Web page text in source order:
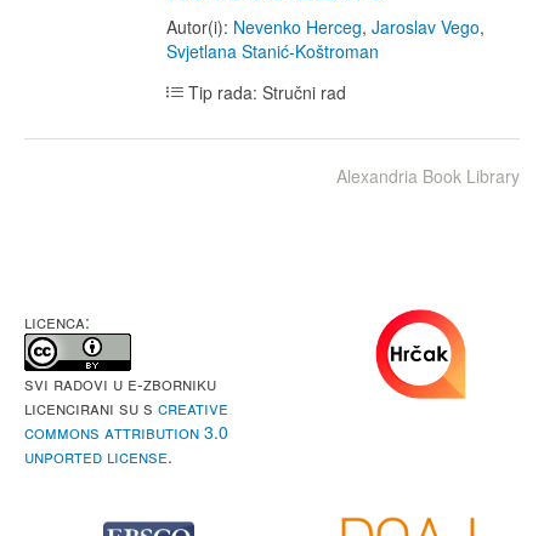
Autor(i): Nevenko Herceg, Jaroslav Vego,
Svjetlana Stanić-Koštroman
Tip rada: Stručni rad
Alexandria Book Library
LICENCA:
Svi radovi u e-Zborniku
licencirani su s Creative
Commons Attribution 3.0
Unported License.